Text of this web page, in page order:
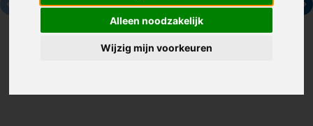
Alleen noodzakelijk
Wijzig mijn voorkeuren